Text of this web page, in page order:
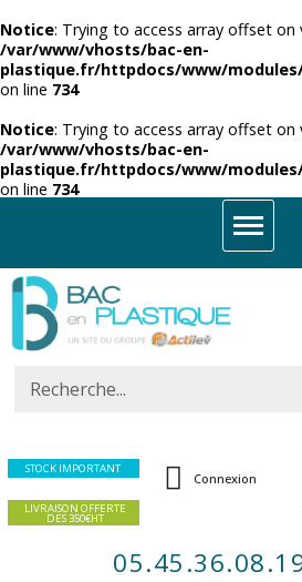
Notice: Trying to access array offset
/var/www/vhosts/bac-en-
plastique.fr/httpdocs/www/
on line 734
Notice: Trying to access array offset
/var/www/vhosts/bac-en-
plastique.fr/httpdocs/www/
on line 734
STOCK IMPORTANT
LIVRAISON OFFERTE
DES 350€HT
Connexion